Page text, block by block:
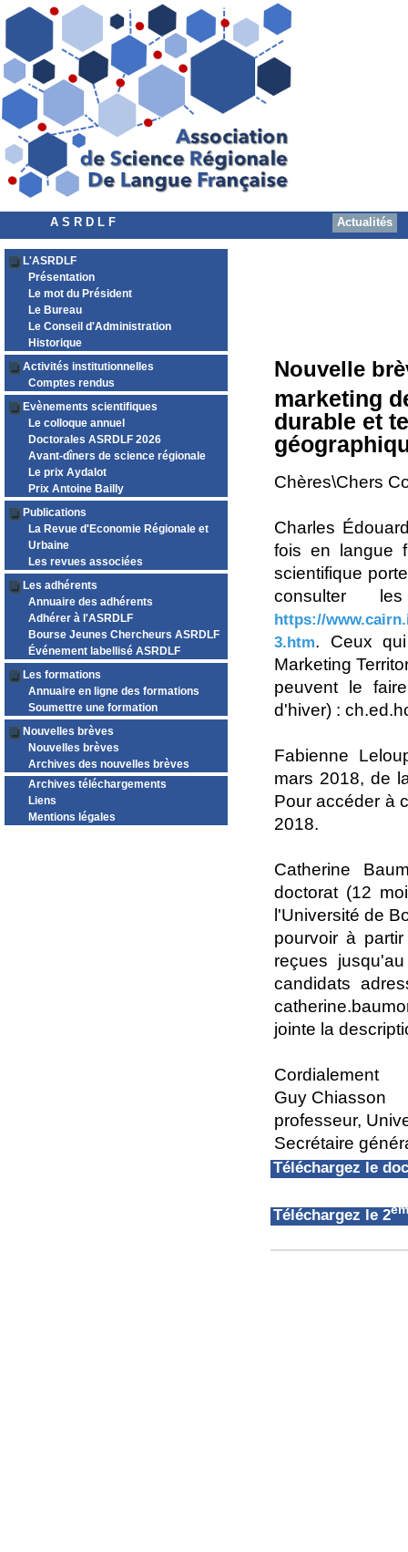
A S R D L F Actualités
L'ASRDLF
Présentation
Le mot du Président
Le Bureau
Le Conseil d'Administration
Historique
Activités institutionnelles
Comptes rendus
Evènements scientifiques
Le colloque annuel
Doctorales ASRDLF 2026
Avant-dîners de science régionale
Le prix Aydalot
Prix Antoine Bailly
Publications
La Revue d'Economie Régionale et
Urbaine
Les revues associées
Les adhérents
Annuaire des adhérents
Adhérer à l'ASRDLF
Bourse Jeunes Chercheurs ASRDLF
Événement labellisé ASRDLF
Les formations
Annuaire en ligne des formations
Soumettre une formation
Nouvelles brèves
Nouvelles brèves
Archives des nouvelles brèves
Archives téléchargements
Liens
Mentions légales
Nouvelle
marketing
durable et
Chères\Chers
Charles
fois en langue
scientifique
consulter
https://
3.htm. Ceux
Marketing
peuvent le
d'hiver) :
Fabienne
mars 2018, de
Pour accéder à
2018.
Catherine
doctorat (12
l'Université de
pourvoir à
reçues
candidats
jointe la
Cordialement
Guy Chiasson
professeur,
Secrétaire
Téléchargez le
Téléchargez le 2